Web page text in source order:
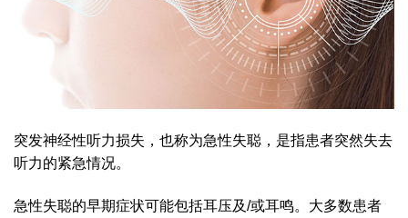
突发神经性听力损失，也称为急性失聪，是指患者突然失去
听力的紧急情况。
急性失聪的早期症状可能包括耳压及/或耳鸣。大多数患者